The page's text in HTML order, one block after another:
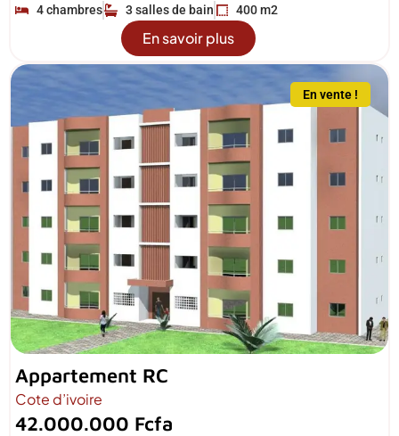
4 chambres 3 salles de bain 400 m2
En savoir plus
En vente !
Appartement RC
Cote d’ivoire
42.000.000 Fcfa